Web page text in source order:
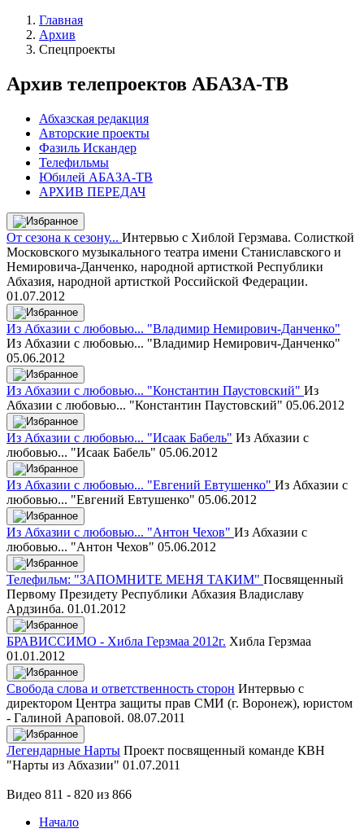
Главная
Архив
Спецпроекты
Архив телепроектов АБАЗА-ТВ
Абхазская редакция
Авторские проекты
Фазиль Искандер
Телефильмы
Юбилей АБАЗА-ТВ
АРХИВ ПЕРЕДАЧ
От сезона к сезону... Интервью с Хиблой Герзмава. Солисткой
Московского музыкального театра имени Станиславского и
Немировича-Данченко, народной артисткой Республики
Абхазия, народной артисткой Российской Федерации.
01.07.2012
Из Абхазии с любовью... "Владимир Немирович-Данченко"
Из Абхазии с любовью... "Владимир Немирович-Данченко"
05.06.2012
Из Абхазии с любовью... "Константин Паустовский" Из
Абхазии с любовью... "Константин Паустовский" 05.06.2012
Из Абхазии с любовью... "Исаак Бабель" Из Абхазии с
любовью... "Исаак Бабель" 05.06.2012
Из Абхазии с любовью... "Евгений Евтушенко" Из Абхазии с
любовью... "Евгений Евтушенко" 05.06.2012
Из Абхазии с любовью... "Антон Чехов" Из Абхазии с
любовью... "Антон Чехов" 05.06.2012
Телефильм: "ЗАПОМНИТЕ МЕНЯ ТАКИМ" Посвященный
Первому Президету Республики Абхазия Владиславу
Ардзинба. 01.01.2012
БРАВИССИМО - Хибла Герзмаа 2012г. Хибла Герзмаа
01.01.2012
Свобода слова и ответственность сторон Интервью с
директором Центра защиты прав СМИ (г. Воронеж), юристом
- Галиной Араповой. 08.07.2011
Легендарные Нарты Проект посвященный команде КВН
"Нарты из Абхазии" 01.07.2011
Видео 811 - 820 из 866
Начало